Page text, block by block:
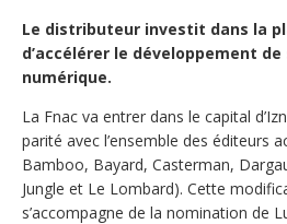
Le distributeur investit dans la
d’accélérer le développement
numérique.
La Fnac va entrer dans le capital
parité avec l’ensemble des éditeurs
Bamboo, Bayard, Casterman,
Jungle et Le Lombard). Cette
s’accompagne de la nomination de